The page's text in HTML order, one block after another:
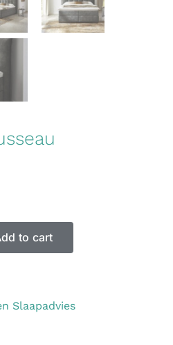
to cart
Slaapadvies